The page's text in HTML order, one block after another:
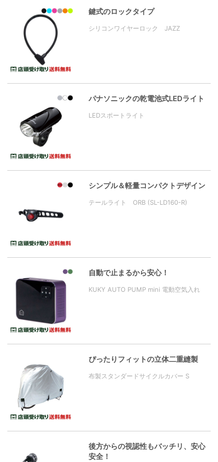
鍵式のロックタイプ
シリコンワイヤーロック JAZZ
パナソニックの乾電池式LEDライト
LEDスポートライト
シンプル＆軽量コンパクトデザイン
テールライト ORB (SL-LD160-R)
自動で止まるから安心！
KUKY AUTO PUMP mini 電動空気入れ
ぴったりフィットの立体二重縫製
布製スタンダードサイクルカバー S
後方からの視認性もバッチリ、安心
安全！